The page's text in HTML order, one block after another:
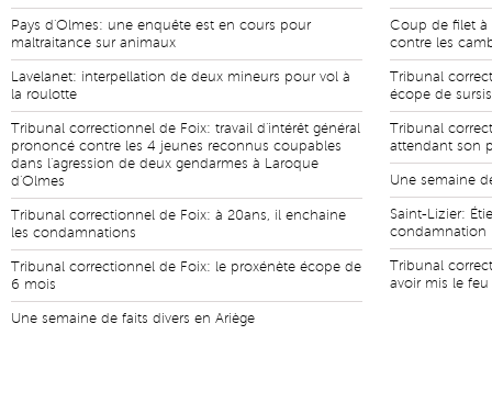
Pays d'Olmes: une enquête est en cours pour
maltraitance sur animaux
Lavelanet: interpellation de deux mineurs pour vol à
la roulotte
Tribunal correctionnel de Foix: travail d'intérêt général
prononcé contre les 4 jeunes reconnus coupables
dans l'agression de deux gendarmes à Laroque
d'Olmes
Tribunal correctionnel de Foix: à 20ans, il enchaine
les condamnations
Tribunal correctionnel de Foix: le proxénète écope de
6 mois
Une semaine de faits divers en Ariège
Coup de filet à
contre les
Tribunal
écope de sursis
Tribunal
attendant son
Une semaine
Saint-Lizier:
condamnation
Tribunal
avoir mis le feu